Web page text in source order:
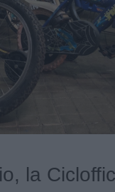
la